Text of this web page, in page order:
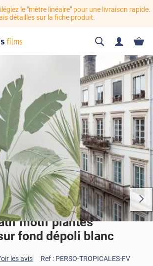
le "mètre linéaire" pour une livraison rapide.
détaillés sur la fiche produit.
motif plantes
fond dépoli blanc
les avis Ref : PERSO-TROPICALES-FV